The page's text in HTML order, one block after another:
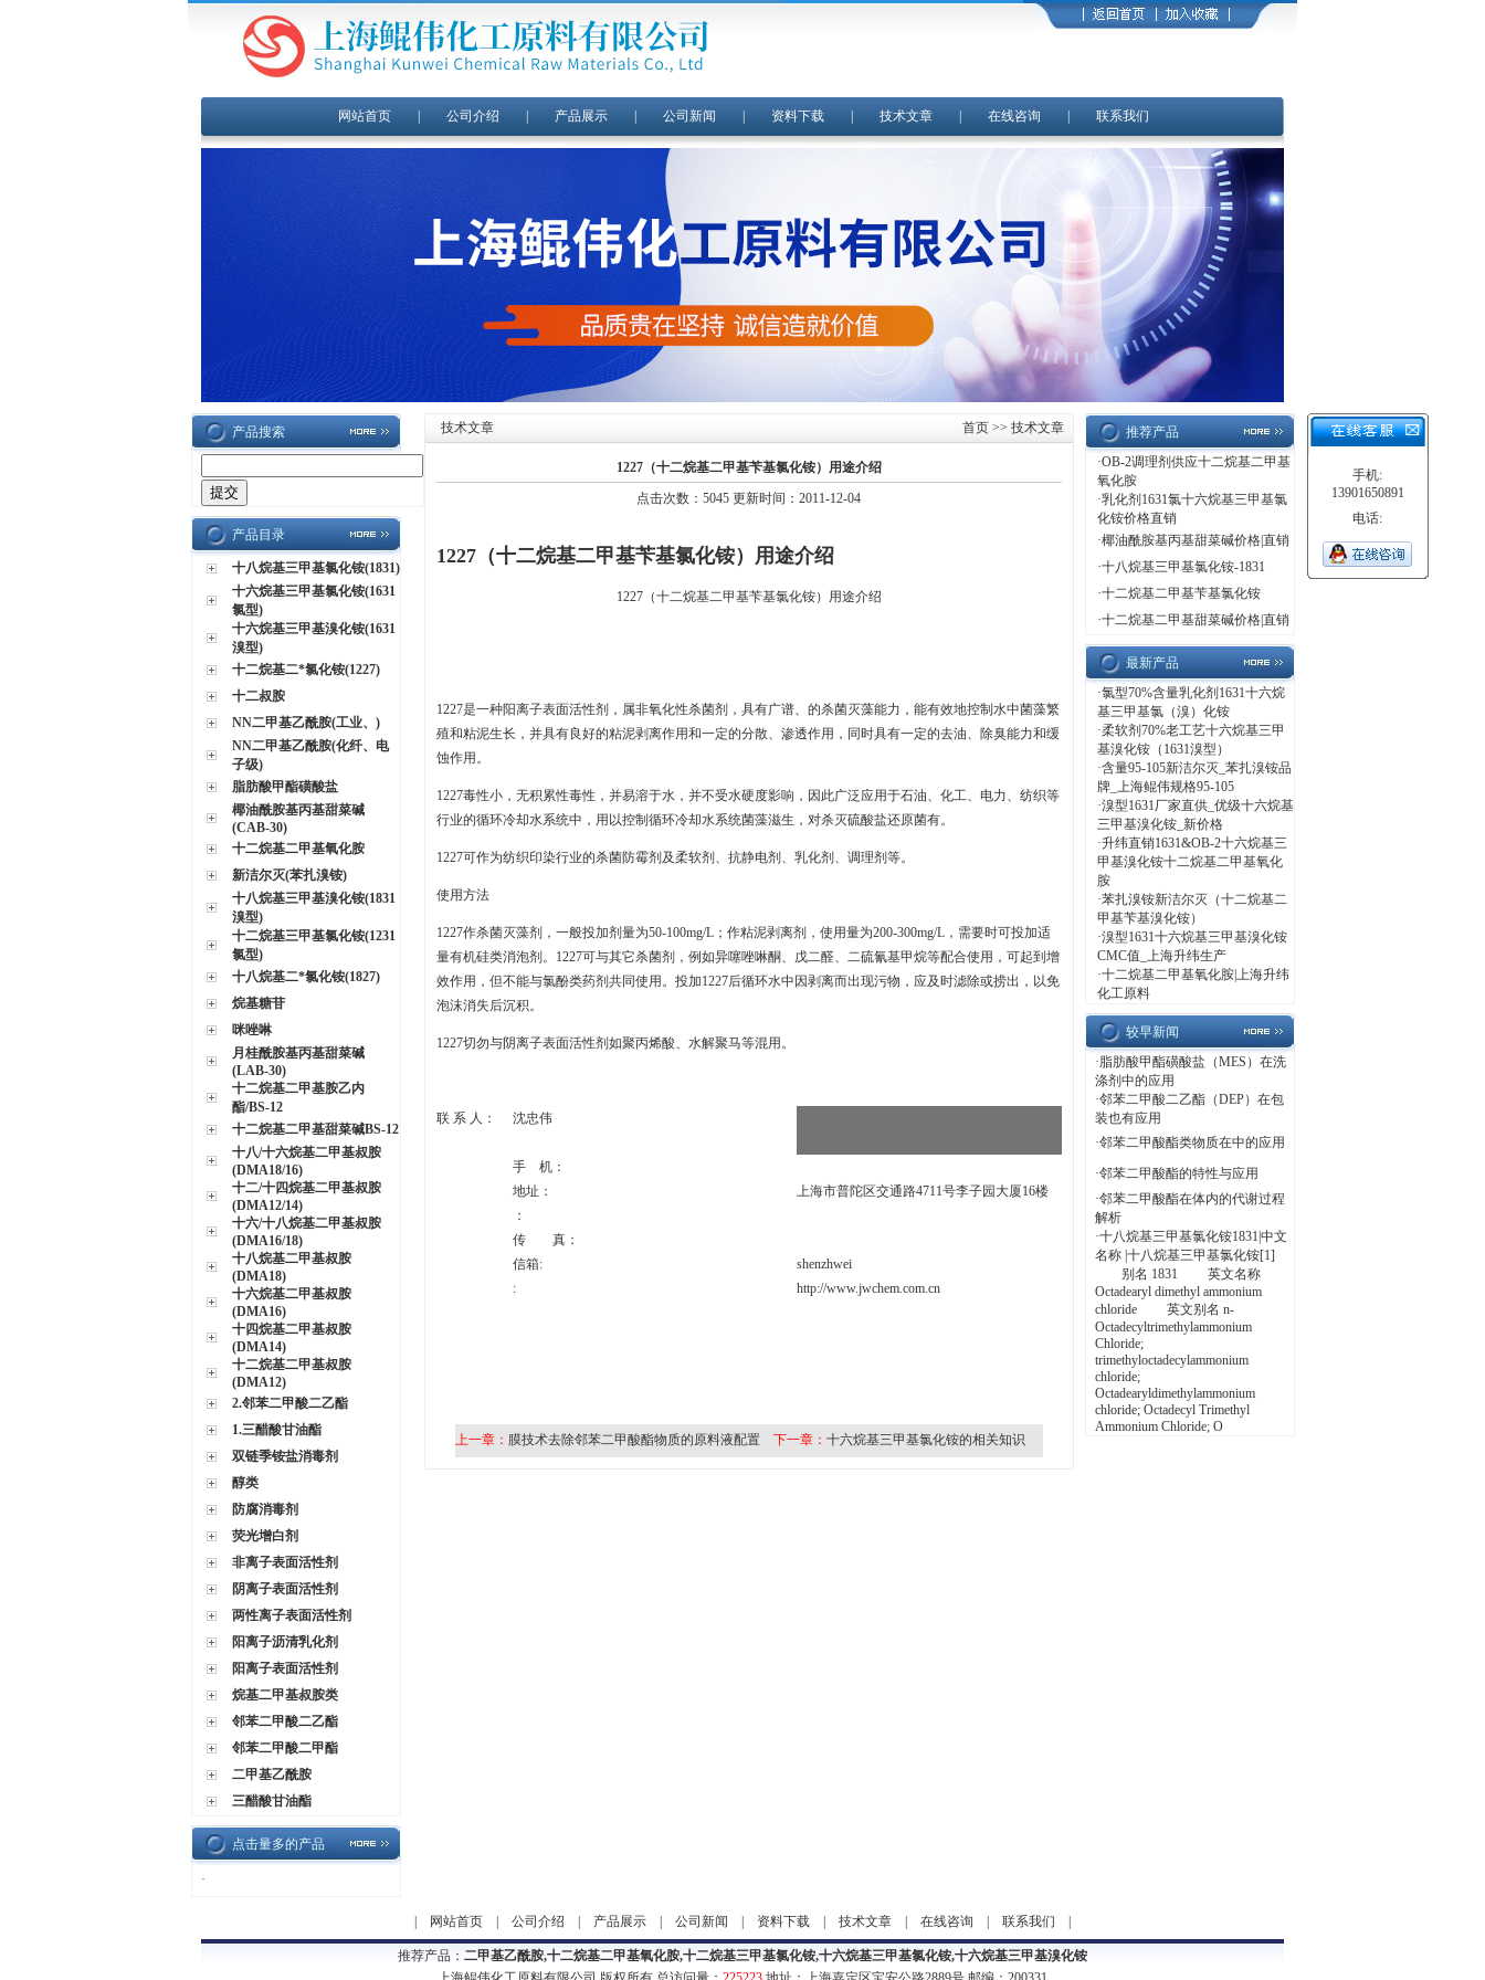
网站首页 公司介绍 产品展示 公司新闻 资料下载 技术文章 在线咨询 联系我们
手机:
13901650891
电话:
产品搜索
产品目录
十八烷基三甲基氯化铵(1831)
十六烷基三甲基氯化铵(1631
氯型)
十六烷基三甲基溴化铵(1631
溴型)
十二烷基二*氯化铵(1227)
十二叔胺
NN二甲基乙酰胺(工业、)
NN二甲基乙酰胺(化纤、电
子级)
脂肪酸甲酯磺酸盐
椰油酰胺基丙基甜菜碱
(CAB-30)
十二烷基二甲基氧化胺
新洁尔灭(苯扎溴铵)
十八烷基三甲基溴化铵(1831
溴型)
十二烷基三甲基氯化铵(1231
氯型)
十八烷基二*氯化铵(1827)
烷基糖苷
咪唑啉
月桂酰胺基丙基甜菜碱
(LAB-30)
十二烷基二甲基胺乙内
酯/BS-12
十二烷基二甲基甜菜碱BS-12
十八/十六烷基二甲基叔胺
(DMA18/16)
十二/十四烷基二甲基叔胺
(DMA12/14)
十六/十八烷基二甲基叔胺
(DMA16/18)
十八烷基二甲基叔胺
(DMA18)
十六烷基二甲基叔胺
(DMA16)
十四烷基二甲基叔胺
(DMA14)
十二烷基二甲基叔胺
(DMA12)
2.邻苯二甲酸二乙酯
1.三醋酸甘油酯
双链季铵盐消毒剂
醇类
防腐消毒剂
荧光增白剂
非离子表面活性剂
阴离子表面活性剂
两性离子表面活性剂
阳离子沥清乳化剂
阳离子表面活性剂
烷基二甲基叔胺类
邻苯二甲酸二乙酯
邻苯二甲酸二甲酯
二甲基乙酰胺
三醋酸甘油酯
点击量多的产品
·
技术文章 首页>> 技术文章
1227（十二烷基二甲基苄基氯化铵）用途介绍
点击次数：5045 更新时间：2011-12-04
1227（十二烷基二甲基苄基氯化铵）用途介绍
1227（十二烷基二甲基苄基氯化铵）用途介绍
1227是一种阳离子表面活性剂，属非氧化性杀菌剂，具有广谱、的杀菌灭藻能力，能有效地控制水中菌藻繁
殖和粘泥生长，并具有良好的粘泥剥离作用和一定的分散、渗透作用，同时具有一定的去油、除臭能力和缓
蚀作用。
1227毒性小，无积累性毒性，并易溶于水，并不受水硬度影响，因此广泛应用于石油、化工、电力、纺织等
行业的循环冷却水系统中，用以控制循环冷却水系统菌藻滋生，对杀灭硫酸盐还原菌有。
1227可作为纺织印染行业的杀菌防霉剂及柔软剂、抗静电剂、乳化剂、调理剂等。
使用方法
1227作杀菌灭藻剂，一般投加剂量为50-100mg/L；作粘泥剥离剂，使用量为200-300mg/L，需要时可投加适
量有机硅类消泡剂。1227可与其它杀菌剂，例如异噻唑啉酮、戊二醛、二硫氰基甲烷等配合使用，可起到增
效作用，但不能与氯酚类药剂共同使用。投加1227后循环水中因剥离而出现污物，应及时滤除或捞出，以免
泡沫消失后沉积。
1227切勿与阴离子表面活性剂如聚丙烯酸、水解聚马等混用。
联 系 人： 沈忠伟
手 机：
地址：
上海市普陀区交通路4711号李子园大厦16楼
：
传 真：
信箱:
shenzhwei
:
http://www.jwchem.com.cn
上一章： 膜技术去除邻苯二甲酸酯物质的原料液配置 下一章： 十六烷基三甲基氯化铵的相关知识
推荐产品
·OB-2调理剂供应十二烷基二甲基
氧化胺
·乳化剂1631氯十六烷基三甲基氯
化铵价格直销
·椰油酰胺基丙基甜菜碱价格|直销
·十八烷基三甲基氯化铵-1831
·十二烷基二甲基苄基氯化铵
·十二烷基二甲基甜菜碱价格|直销
最新产品
·氯型70%含量乳化剂1631十六烷
基三甲基氯（溴）化铵
·柔软剂70%老工艺十六烷基三甲
基溴化铵（1631溴型）
·含量95-105新洁尔灭_苯扎溴铵品
牌_上海鲲伟规格95-105
·溴型1631厂家直供_优级十六烷基
三甲基溴化铵_新价格
·升纬直销1631&OB-2十六烷基三
甲基溴化铵十二烷基二甲基氧化
胺
·苯扎溴铵新洁尔灭（十二烷基二
甲基苄基溴化铵）
·溴型1631十六烷基三甲基溴化铵
CMC值_上海升纬生产
·十二烷基二甲基氧化胺|上海升纬
化工原料
较早新闻
·脂肪酸甲酯磺酸盐（MES）在洗
涤剂中的应用
·邻苯二甲酸二乙酯（DEP）在包
装也有应用
·邻苯二甲酸酯类物质在中的应用
·邻苯二甲酸酯的特性与应用
·邻苯二甲酸酯在体内的代谢过程
解析
·十八烷基三甲基氯化铵1831|中文
名称 |十八烷基三甲基氯化铵[1]
别名 1831 英文名称
Octadearyl dimethyl ammonium
chloride 英文别名 n-
Octadecyltrimethylammonium
Chloride;
trimethyloctadecylammonium
chloride;
Octadearyldimethylammonium
chloride; Octadecyl Trimethyl
Ammonium Chloride; O
网站首页 公司介绍 产品展示 公司新闻 资料下载 技术文章 在线咨询 联系我们
推荐产品： 二甲基乙酰胺,十二烷基二甲基氧化胺,十二烷基三甲基氯化铵,十六烷基三甲基氯化铵,十六烷基三甲基溴化铵